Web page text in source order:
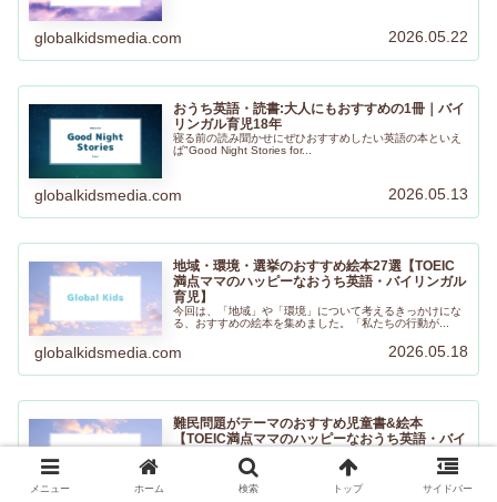
globalkidsmedia.com 2026.05.22
おうち英語・読書:大人にもおすすめの1冊｜バイ
リンガル育児18年
寝る前の読み聞かせにぜひおすすめしたい英語の本といえ
ば"Good Night Stories for...
globalkidsmedia.com 2026.05.13
地域・環境・選挙のおすすめ絵本27選【TOEIC
満点ママのハッピーなおうち英語・バイリンガル
育児】
今回は、「地域」や「環境」について考えるきっかけにな
る、おすすめの絵本を集めました。「私たちの行動が...
globalkidsmedia.com 2026.05.18
難民問題がテーマのおすすめ児童書&絵本
【TOEIC満点ママのハッピーなおうち英語・バイ
6月20日は世界難民の日（World Refugee Day)だそうで
す。今回は難民問題について考え...
メニュー ホーム 検索 トップ サイドバー